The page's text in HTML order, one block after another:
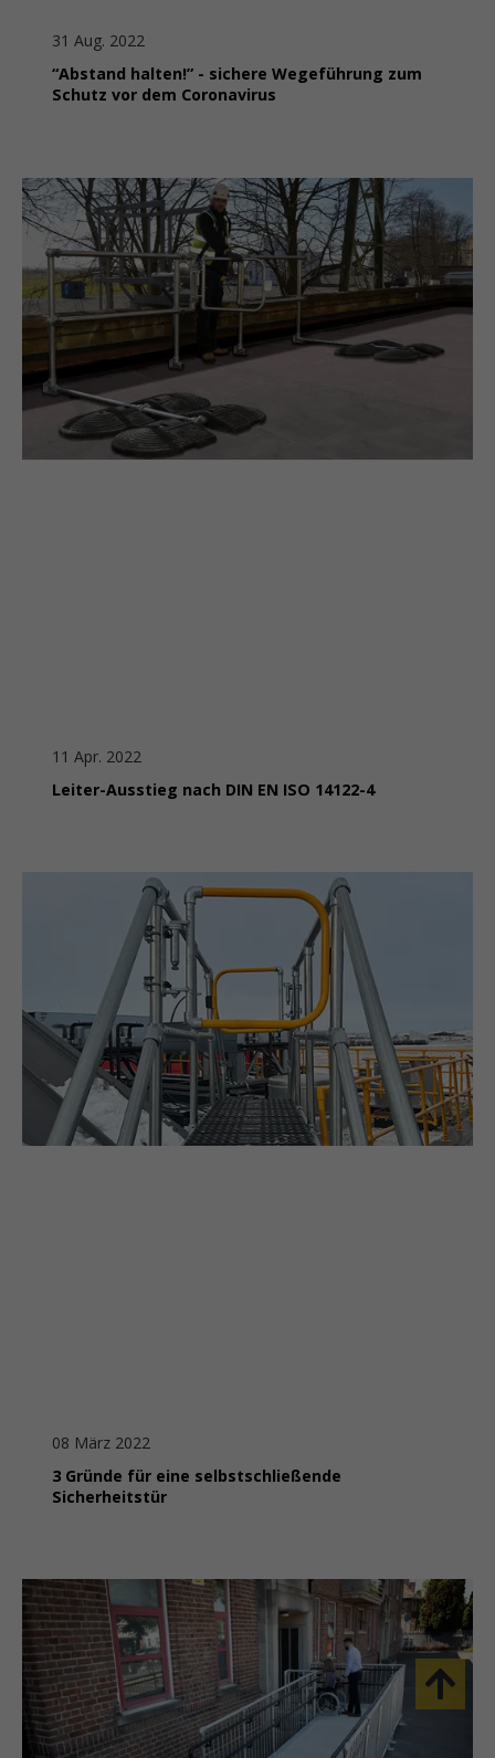
31 Aug. 2022
“Abstand halten!” - sichere Wegeführung zum
Schutz vor dem Coronavirus
11 Apr. 2022
Leiter-Ausstieg nach DIN EN ISO 14122-4
08 März 2022
3 Gründe für eine selbstschließende
Sicherheitstür